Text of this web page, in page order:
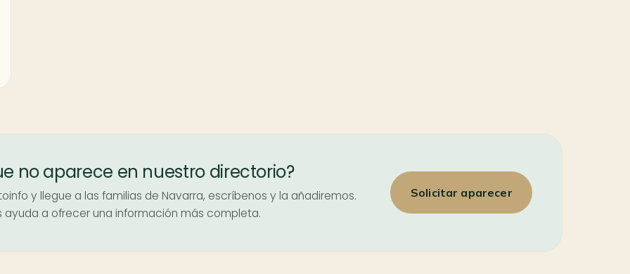
no aparece en nuestro directorio?
y llegue a las familias de Navarra, escríbenos y la añadiremos.
a ofrecer una información más completa.
Solicitar aparecer